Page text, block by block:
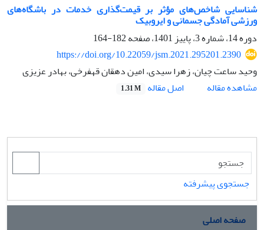
شناسایی شاخص‌های مؤثر بر قیمت‌گذاری خدمات در باشگاه‌های
ورزشی آمادگی جسمانی و ایروبیک
دوره 14، شماره 3، پاییز 1401، صفحه
182-164
https://doi.org/10.22059/jsm.2021.295201.2390
وحید ساعت چیان، زهرا سیدی، امین دهقان قهفرخی، بهادر عزیزی
مشاهده مقاله
اصل مقاله 1.31 M
جستجوی پیشرفته
صفحه اصلی